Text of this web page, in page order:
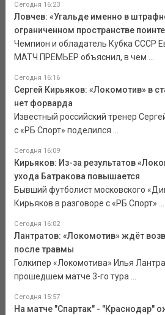
Сегодня 16:23
Ловчев: «Угальде именно в
ограниченном пространстве
Чемпион и обладатель Кубка СССР
МАТЧ ПРЕМЬЕР объяснил, в чем ...
Сегодня 16:16
Сергей Кирьяков: «Локомотив» в
нет форварда
Известный российский тренер
с «РБ Спорт» поделился ...
Сегодня 16:09
Кирьяков: Из-за результатов
ухода Батракова повышается
Бывший футболист московского
Кирьяков в разговоре с «РБ Спорт» ...
Сегодня 16:02
Лантратов: «Локомотив» ждёт
после травмы
Голкипер «Локомотива» Илья
прошедшем матче 3-го тура ...
Сегодня 15:57
На матче "Спартак" - "Краснодар"